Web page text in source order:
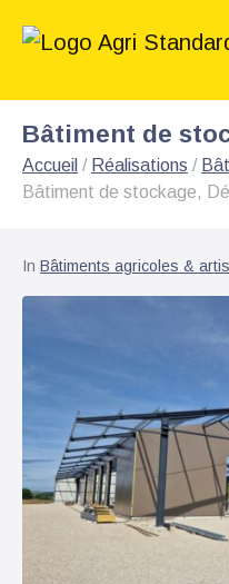
Bâtiment de
Accueil / Réalisations /
Bâtiment de stockage,
In Bâtiments agricoles &